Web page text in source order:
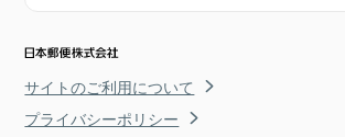
サイトのご利用について
プライバシーポリシー